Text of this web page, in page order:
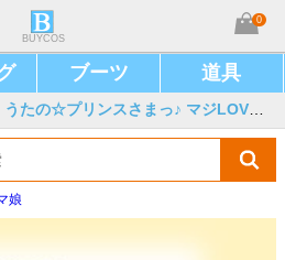
BUYCOS
0
ブーツ 道具
うたの☆プリンスさまっ♪ マジLOVE2000%
娘